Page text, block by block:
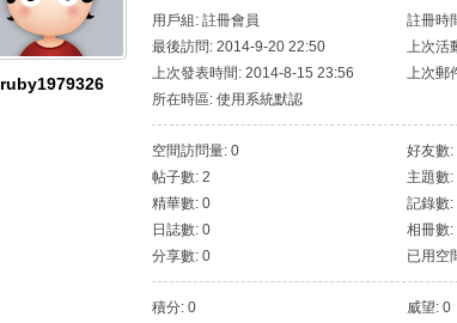
ruby1979326
用戶組: 註冊會員
註冊時
最後訪問: 2014-9-20 22:50
上次活
上次發表時間: 2014-8-15 23:56
上次郵
所在時區: 使用系統默認
空間訪問量: 0
好友數:
帖子數: 2
主題數:
精華數: 0
記錄數:
日誌數: 0
相冊數:
分享數: 0
已用空
積分: 0
威望: 0